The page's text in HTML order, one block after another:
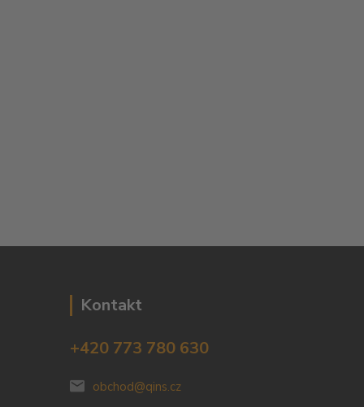
Kontakt
+420 773 780 630
obchod@qins.cz